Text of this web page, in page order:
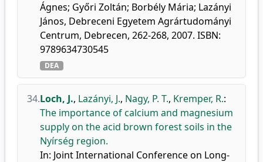
Ágnes; Győri Zoltán; Borbély Mária; Lazányi
János, Debreceni Egyetem Agrártudományi
Centrum, Debrecen, 262-268, 2007. ISBN:
9789634730545
DEA
34.Loch, J., Lazányi, J., Nagy, P. T., Kremper, R.:
The importance of calcium and magnesium
supply on the acid brown forest soils in the
Nyírség region.
In: Joint International Conference on Long-